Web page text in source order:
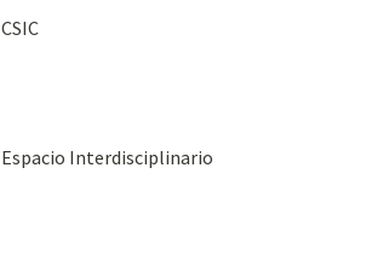
CSIC
Espacio Interdisciplinario